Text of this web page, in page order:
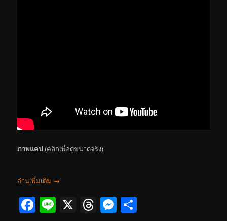
ภาพแคป (คลิกเพื่อดูขนาดจริง)
อ่านเพิ่มเติม →
Facebook
Line
X Threads
Messenger